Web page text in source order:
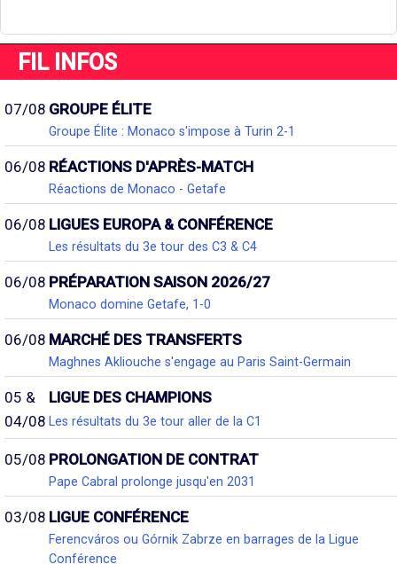
FIL INFOS
07/08 GROUPE ÉLITE
Groupe Élite : Monaco s'impose à Turin 2-1
06/08 RÉACTIONS D'APRÈS-MATCH
Réactions de Monaco - Getafe
06/08 LIGUES EUROPA & CONFÉRENCE
Les résultats du 3e tour des C3 & C4
06/08 PRÉPARATION SAISON 2026/27
Monaco domine Getafe, 1-0
06/08 MARCHÉ DES TRANSFERTS
Maghnes Akliouche s'engage au Paris Saint-Germain
05 &
04/08
LIGUE DES CHAMPIONS
Les résultats du 3e tour aller de la C1
05/08 PROLONGATION DE CONTRAT
Pape Cabral prolonge jusqu'en 2031
03/08 LIGUE CONFÉRENCE
Ferencváros ou Górnik Zabrze en barrages de la Ligue
Conférence